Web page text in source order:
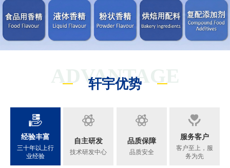
ADVANTAGE
轩宇优势
经验丰富
三十年以上行
业经验
自主研发
技术研发中心
品质保障
品质安全
服务客户
客户至上，服
务为先